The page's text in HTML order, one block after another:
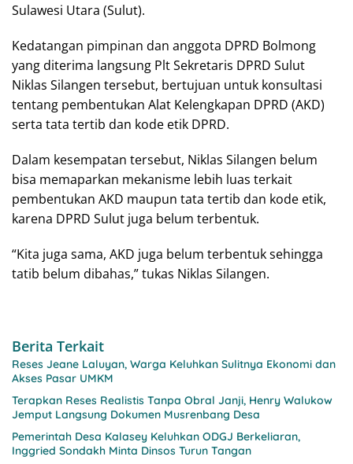
Sulawesi Utara (Sulut).
Kedatangan pimpinan dan anggota DPRD Bolmong
yang diterima langsung Plt Sekretaris DPRD Sulut
Niklas Silangen tersebut, bertujuan untuk konsultasi
tentang pembentukan Alat Kelengkapan DPRD (AKD)
serta tata tertib dan kode etik DPRD.
Dalam kesempatan tersebut, Niklas Silangen belum
bisa memaparkan mekanisme lebih luas terkait
pembentukan AKD maupun tata tertib dan kode etik,
karena DPRD Sulut juga belum terbentuk.
“Kita juga sama, AKD juga belum terbentuk sehingga
tatib belum dibahas,” tukas Niklas Silangen.
Berita Terkait
Reses Jeane Laluyan, Warga Keluhkan Sulitnya Ekonomi dan
Akses Pasar UMKM
Terapkan Reses Realistis Tanpa Obral Janji, Henry Walukow
Jemput Langsung Dokumen Musrenbang Desa
Pemerintah Desa Kalasey Keluhkan ODGJ Berkeliaran,
Inggried Sondakh Minta Dinsos Turun Tangan